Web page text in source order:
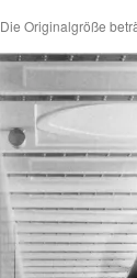
Die Originalgröße